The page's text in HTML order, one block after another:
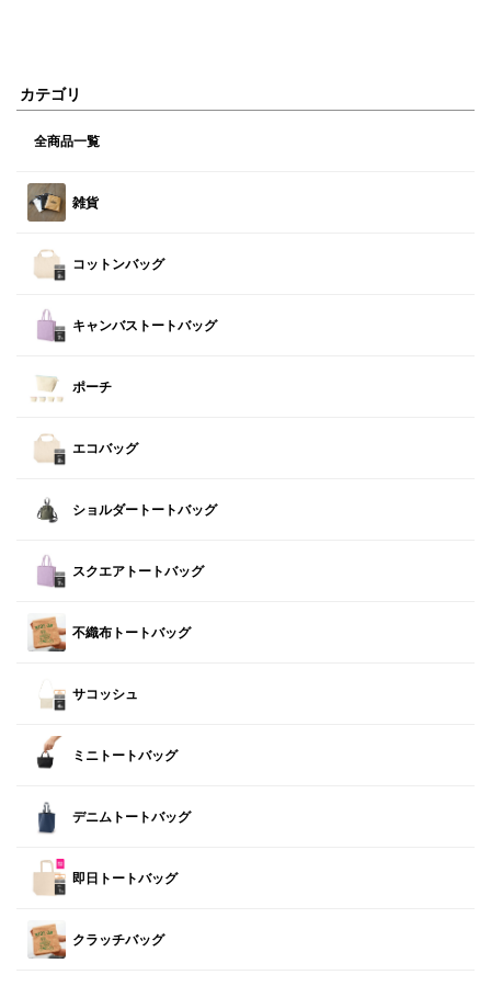
カテゴリ
全商品一覧
雑貨
コットンバッグ
キャンバストートバッグ
ポーチ
エコバッグ
ショルダートートバッグ
スクエアトートバッグ
不織布トートバッグ
サコッシュ
ミニトートバッグ
デニムトートバッグ
即日トートバッグ
クラッチバッグ